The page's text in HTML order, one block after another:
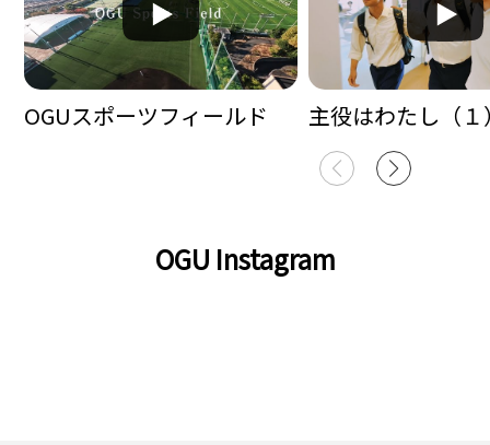
OGUスポーツフィールド 主役はわたし（１
OGU Instagram